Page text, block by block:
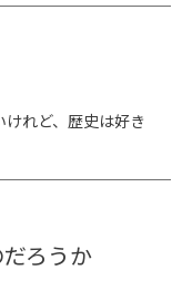
けれど、歴史は好き
ろうか